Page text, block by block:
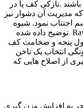
.نازکی کف پا در
مدیریت آن دشوار نیز
سم اجتناب نمود. شیوه
توضیح داده شده
پنجه و ضخامت کف
انتخاب یک ناخن
از اصلاح هایی که
به افزایش وزن گیری